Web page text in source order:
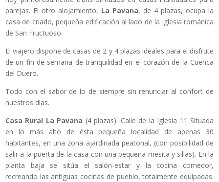
parejas. El otro alojamiento, La Pavana, de 4 plazas, ocupa la
casa de criado, pequeña edificación al lado de la iglesia románica
de San Fructuoso.
El viajero dispone de casas de 2 y 4 plazas ideales para el disfrute
de un fin de semana de tranquilidad en el corazón de la Cuenca
del Duero.
Todo con el sabor de lo de siempre sin renunciar al confort de
nuestros días.
Casa Rural La Pavana (4 plazas): Calle de la Iglesia 11 Situada
en lo más alto de ésta pequeña localidad de apenas 30
habitantes, en una zona ajardinada peatonal, (con posibilidad de
salir a la puerta de la casa con una pequeña mesita y sillas). En la
planta baja se sitúa el salón-estar y la cocina comedor,
recreando las antiguas cocinas de pueblo, totalmente equipadas.